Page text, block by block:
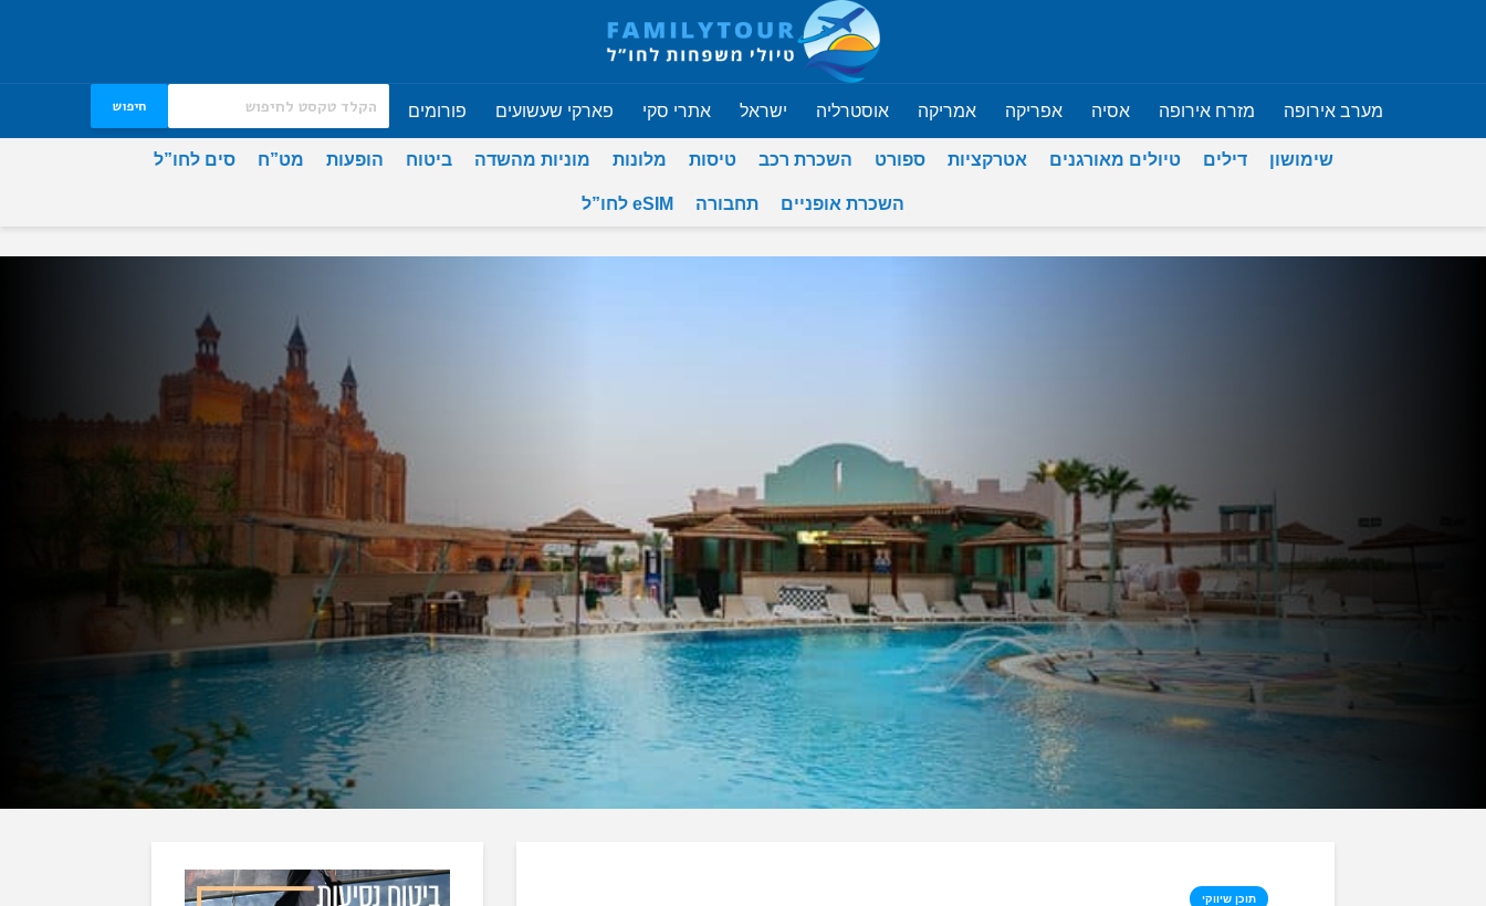
מערב אירופה מזרח אירופה אסיה אפריקה אמריקה אוסטרליה ישראל אתרי סקי פארקי שעשועים פורומים חיפוש
שימושון דילים טיולים מאורגנים אטרקציות ספורט השכרת רכב טיסות מלונות מוניות מהשדה ביטוח הופעות מט”ח סים לחו”ל
השכרת אופניים תחבורה eSIM לחו”ל
תוכן שיווקי